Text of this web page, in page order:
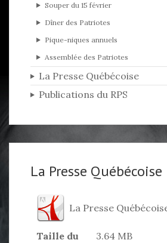
Souper du 15 février
Dîner des Patriotes
Pique-niques annuels
Assemblée des Patriotes
La Presse Québécoise
Publications du RPS
La Presse Québécoise
La Presse
Taille du
3.64 MB